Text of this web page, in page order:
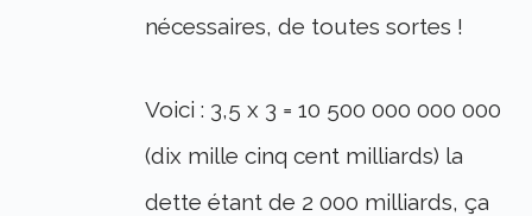
nécessaires, de toutes sortes !
Voici : 3,5 x 3 = 10 500 000 000 000
(dix mille cinq cent milliards) la
dette étant de 2 000 milliards, ça